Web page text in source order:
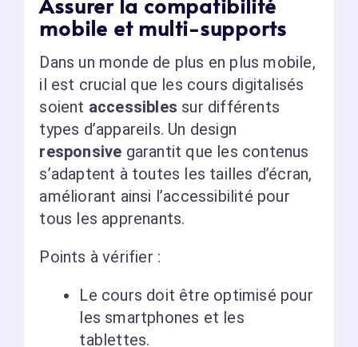
mobile et multi-supports
Dans un monde de plus en plus mobile,
il est crucial que les cours digitalisés
soient accessibles sur différents
types d’appareils. Un design
responsive garantit que les contenus
s’adaptent à toutes les tailles d’écran,
améliorant ainsi l’accessibilité pour
tous les apprenants.
Points à vérifier :
Le cours doit être optimisé pour
les smartphones et les
tablettes.